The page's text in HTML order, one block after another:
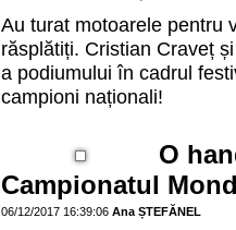
Au turat motoarele pentru
răsplătiți. Cristian Craveț
a podiumului în cadrul
campioni naționali!
O
Campionatul
06/12/2017 16:39:06 Ana ȘTEFĂNEL